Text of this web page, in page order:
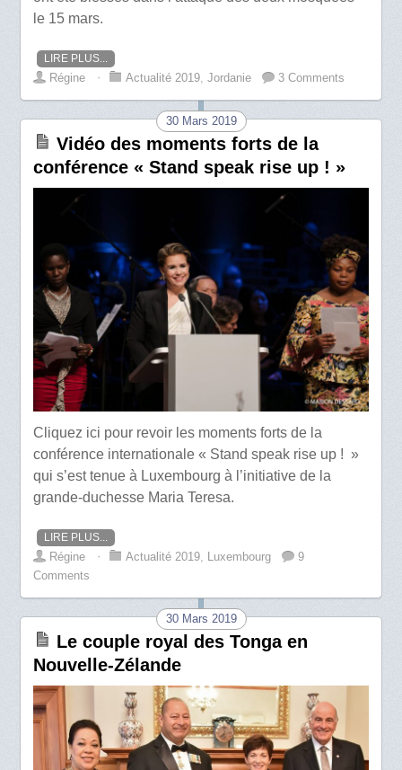
le 15 mars.
LIRE PLUS...
Régine ⋅ Actualité 2019,Jordanie 3 Comments
30 Mars 2019
Vidéo des moments forts de la
conférence « Stand speak rise up ! »
Cliquez ici pour revoir les moments forts de la
conférence internationale « Stand speak rise up ! »
qui s’est tenue à Luxembourg à l’initiative de la
grande-duchesse Maria Teresa.
LIRE PLUS...
Régine ⋅ Actualité 2019, Luxembourg
9
Comments
30 Mars 2019
Le couple royal des Tonga en
Nouvelle-Zélande